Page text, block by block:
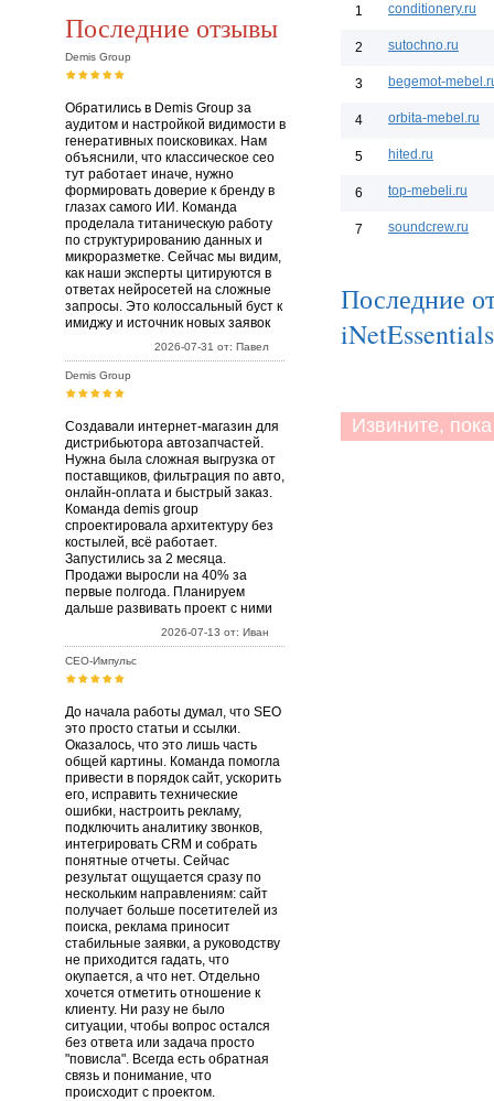
Последние отзывы
Demis Group
Обратились в Demis Group за
аудитом и настройкой видимости в
генеративных поисковиках. Нам
объяснили, что классическое сео
тут работает иначе, нужно
формировать доверие к бренду в
глазах самого ИИ. Команда
проделала титаническую работу
по структурированию данных и
микроразметке. Сейчас мы видим,
как наши эксперты цитируются в
ответах нейросетей на сложные
запросы. Это колоссальный буст к
имиджу и источник новых заявок
2026-07-31 от: Павел
Demis Group
Создавали интернет-магазин для
дистрибьютора автозапчастей.
Нужна была сложная выгрузка от
поставщиков, фильтрация по авто,
онлайн-оплата и быстрый заказ.
Команда demis group
спроектировала архитектуру без
костылей, всё работает.
Запустились за 2 месяца.
Продажи выросли на 40% за
первые полгода. Планируем
дальше развивать проект с ними
2026-07-13 от: Иван
СЕО-Импульс
До начала работы думал, что SEO
это просто статьи и ссылки.
Оказалось, что это лишь часть
общей картины. Команда помогла
привести в порядок сайт, ускорить
его, исправить технические
ошибки, настроить рекламу,
подключить аналитику звонков,
интегрировать CRM и собрать
понятные отчеты. Сейчас
результат ощущается сразу по
нескольким направлениям: сайт
получает больше посетителей из
поиска, реклама приносит
стабильные заявки, а руководству
не приходится гадать, что
окупается, а что нет. Отдельно
хочется отметить отношение к
клиенту. Ни разу не было
ситуации, чтобы вопрос остался
без ответа или задача просто
"повисла". Всегда есть обратная
связь и понимание, что
происходит с проектом.
1 conditionery.ru
2 sutochno.ru
3 begemot-
4 orbita-mebel.ru
5 hited.ru
6 top-mebeli.ru
7 soundcrew.ru
Последние
iNetEssentials
Извините,